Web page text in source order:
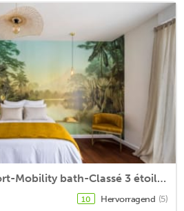
Double room-Comfort-Mobility bath-Classé 3 étoiles
10 Hervorragend (5)